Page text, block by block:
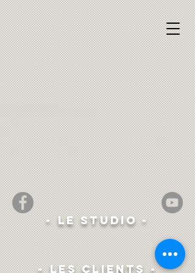
- Le Studio -
- Les clients -